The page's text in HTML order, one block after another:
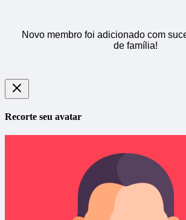
Novo membro foi adicionado com
de família!
Recorte seu avatar